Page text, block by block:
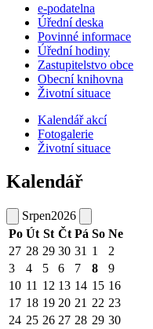
e-podatelna
Úřední deska
Povinné informace
Úřední hodiny
Zastupitelstvo obce
Obecní knihovna
Životní situace
Kalendář akcí
Fotogalerie
Životní situace
Kalendář
Srpen2026
Po Út St Čt Pá So Ne
27 28 29 30 31 1
2
3
4 5 6 7 8
9
10 11 12 13 14 15 16
17 18 19 20 21 22 23
24 25 26 27 28 29 30